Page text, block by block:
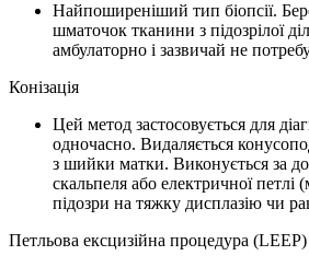
Найпоширеніший тип біопсії.
шматочок тканини з підозрілої
амбулаторно і зазвичай не
Конізація
Цей метод застосовується для
одночасно. Видаляється
з шийки матки. Виконується за
скальпеля або електричної петлі
підозри на тяжку дисплазію чи
Петльова ексцизійна процедура (LEEP)